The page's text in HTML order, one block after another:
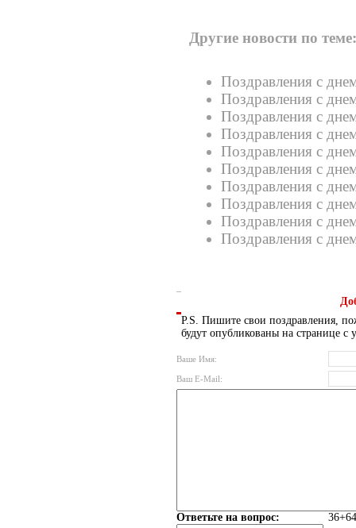
Другие новости по теме:
Поздравления с
Поздравления с
Поздравления с
Поздравления с
Поздравления с
Поздравления с
Поздравления с
Поздравления с
Поздравления с
Поздравления с
P.S. Пишите свои поздравления,
будут опубликованы на странице с
Ваше Имя:
Ваш E-Mail:
Ответьте на вопрос: